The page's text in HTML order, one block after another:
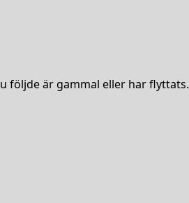
följde är gammal eller har flyttats.